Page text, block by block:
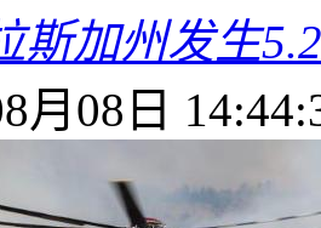
斯加州发生
月08日